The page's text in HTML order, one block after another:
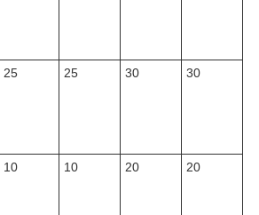
25 25 30 30
10 10 20 20